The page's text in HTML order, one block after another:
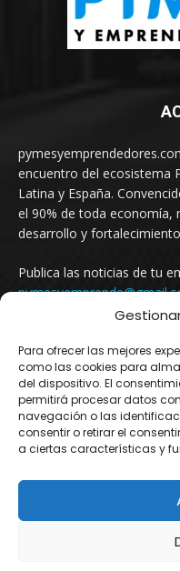
Para ofrecer las mejores
como las cookies para
del dispositivo. El
permitirá procesar datos
navegación o las
consentir o retirar el
a ciertas características y
encuentro del ecosistema
Latina y España.
el 90% de toda economía,
desarrollo y
Publica las noticias de tu
© Newspaper WordPress